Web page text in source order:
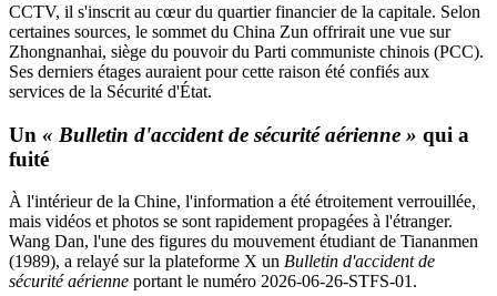
CCTV, il s'inscrit au cœur du quartier financier de la capitale. Selon
certaines sources, le sommet du China Zun offrirait une vue sur
Zhongnanhai, siège du pouvoir du Parti communiste chinois (PCC).
Ses derniers étages auraient pour cette raison été confiés aux
services de la Sécurité d'État.
Un « Bulletin d'accident de sécurité aérienne » qui a
fuité
À l'intérieur de la Chine, l'information a été étroitement verrouillée,
mais vidéos et photos se sont rapidement propagées à l'étranger.
Wang Dan, l'une des figures du mouvement étudiant de Tiananmen
(1989), a relayé sur la plateforme X un Bulletin d'accident de
sécurité aérienne portant le numéro 2026-06-26-STFS-01.